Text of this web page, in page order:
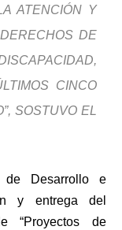
ATENCIÓN Y
DE
CINCO
SOSTUVO EL
de Desarrollo e
y entrega del
“Proyectos de